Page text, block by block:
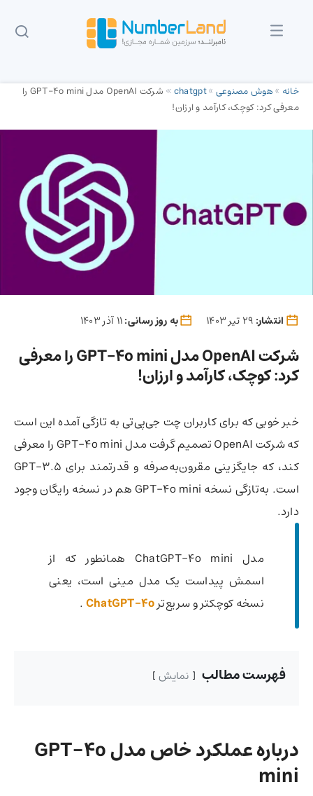
خانه »هوش مصنوعی »
chatgpt
»
شرکت OpenAI مدل GPT-4o mini را
معرفی کرد: کوچک، کارآمد و ارزان!
انتشار: به روز رسانی:
شرکت OpenAI مدل GPT-4o mini را معرفی
کرد: کوچک، کارآمد و ارزان!
خبر خوبی که برای کاربران چت جی‌پی‌تی به تازگی آمده این است
که شرکت OpenAI تصمیم گرفت مدل GPT-4o mini را معرفی
کند، که جایگزینی مقرون‌به‌صرفه و قدرتمند برای GPT-3.5
است. به‌تازگی نسخه GPT-4o mini هم در نسخه رایگان وجود
دارد.
مدل ChatGPT-4o mini همانطور که از
اسمش پیداست یک مدل مینی است، یعنی
نسخه کوچکتر و سریع‌تر
.
فهرست مطالب نمایش
درباره عملکرد خاص مدل GPT-4o
mini